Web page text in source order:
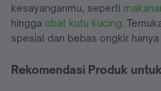
kesayanganmu, seperti
hingga obat kutu kucing.
spesial dan bebas ongkir hanya
Rekomendasi Produk